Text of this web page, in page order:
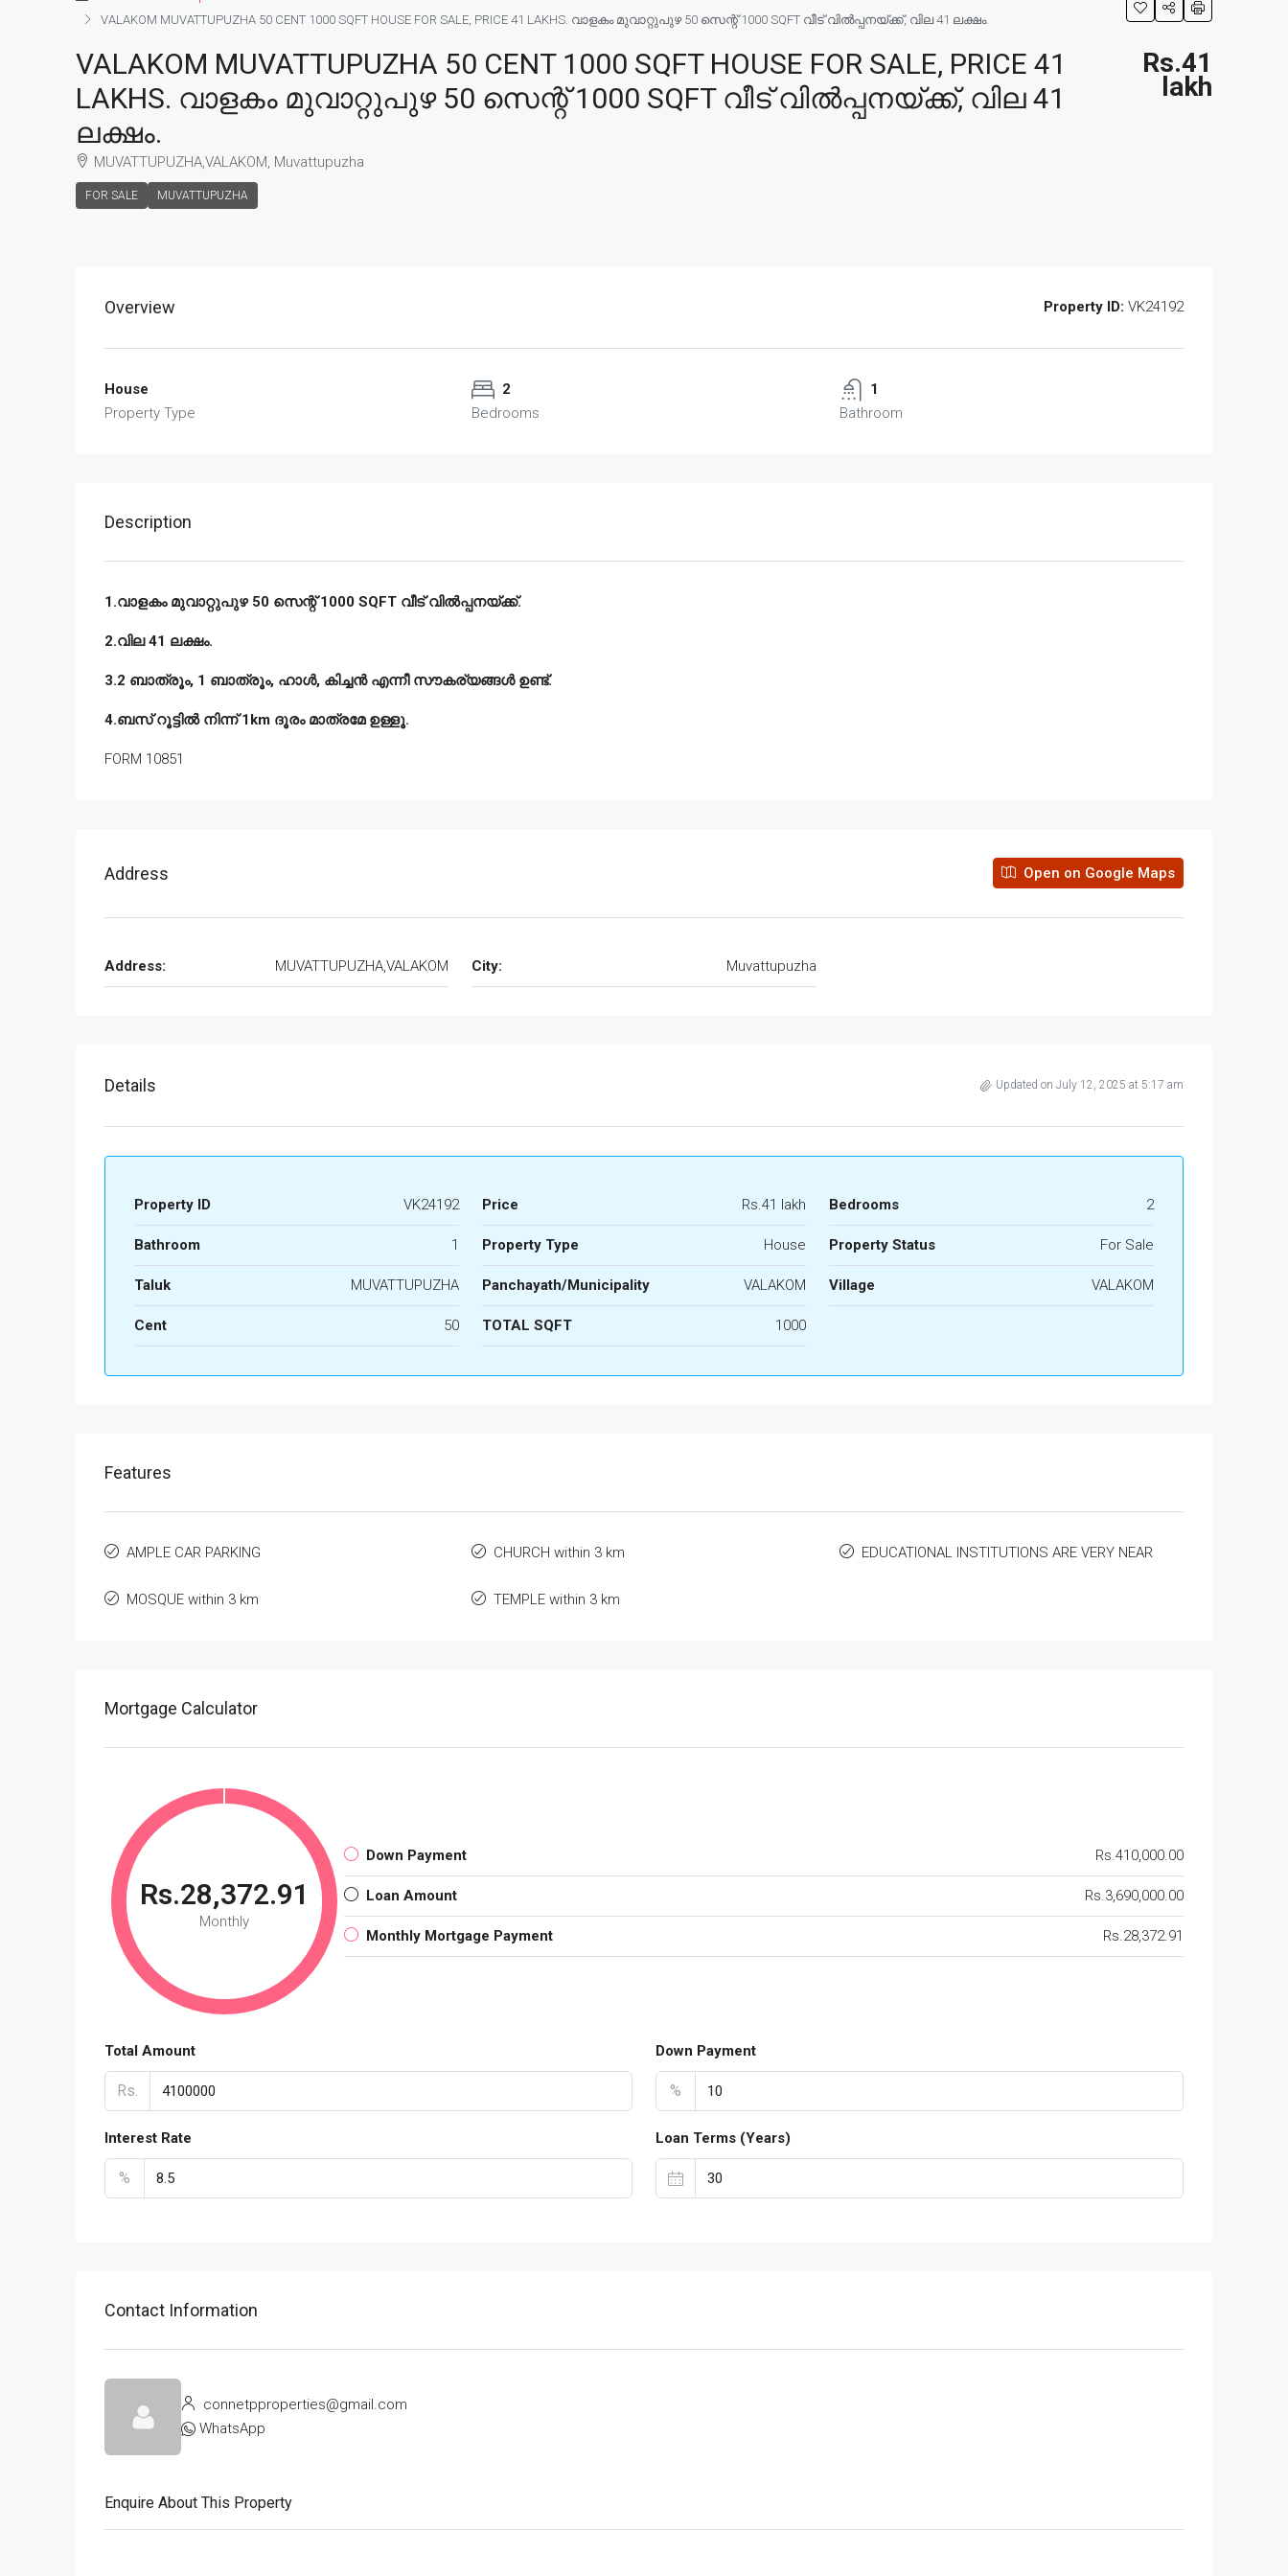
VALAKOM MUVATTUPUZHA 50 CENT 1000 SQFT HOUSE FOR SALE, PRICE 41 LAKHS. വാളകം മുവാറ്റുപുഴ 50 സെന്റ് 1000 SQFT വീട് വിൽപ്പനയ്ക്ക്, വില 41 ലക്ഷം.
VALAKOM MUVATTUPUZHA 50 CENT 1000 SQFT HOUSE FOR SALE, PRICE 41
LAKHS. വാളകം മുവാറ്റുപുഴ 50 സെന്റ് 1000 SQFT വീട് വിൽപ്പനയ്ക്ക്, വില 41
ലക്ഷം.
MUVATTUPUZHA,VALAKOM, Muvattupuzha
FOR SALE MUVATTUPUZHA
Rs.41
lakh
Overview Property ID: VK24192
House
Property Type
2
Bedrooms
1
Bathroom
Description
1.വാളകം മുവാറ്റുപുഴ 50 സെന്റ് 1000 SQFT വീട് വിൽപ്പനയ്ക്ക്.
2.വില 41 ലക്ഷം.
3.2 ബാത്രൂം, 1 ബാത്രൂം, ഹാൾ, കിച്ചൻ എന്നീ സൗകര്യങ്ങൾ ഉണ്ട്.
4.ബസ് റൂട്ടിൽ നിന്ന് 1km ദൂരം മാത്രമേ ഉള്ളൂ.
FORM 10851
Address Open on Google Maps
Address: MUVATTUPUZHA,VALAKOM City: Muvattupuzha
Details Updated on July 12, 2025 at 5:17 am
Property ID VK24192 Price Rs.41 lakh Bedrooms 2
Bathroom 1 Property Type House Property Status For Sale
Taluk MUVATTUPUZHA Panchayath/Municipality VALAKOM Village VALAKOM
Cent 50 TOTAL SQFT 1000
Features
AMPLE CAR PARKING CHURCH within 3 km EDUCATIONAL INSTITUTIONS ARE VERY NEAR
MOSQUE within 3 km TEMPLE within 3 km
Mortgage Calculator
Rs.28,372.91
Monthly
Down Payment Rs.410,000.00
Loan Amount Rs.3,690,000.00
Monthly Mortgage Payment Rs.28,372.91
Total Amount
Rs.
Down Payment
%
Interest Rate
%
Loan Terms (Years)
Contact Information
connetpproperties@gmail.com
WhatsApp
Enquire About This Property